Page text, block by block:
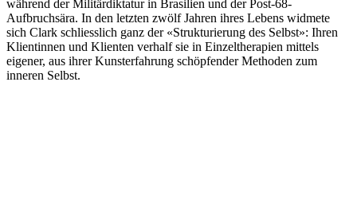
während der Militärdiktatur in Brasilien und der Post-68-
Aufbruchsära. In den letzten zwölf Jahren ihres Lebens widmete
sich Clark schliesslich ganz der «Strukturierung des Selbst»: Ihren
Klientinnen und Klienten verhalf sie in Einzeltherapien mittels
eigener, aus ihrer Kunsterfahrung schöpfender Methoden zum
inneren Selbst.